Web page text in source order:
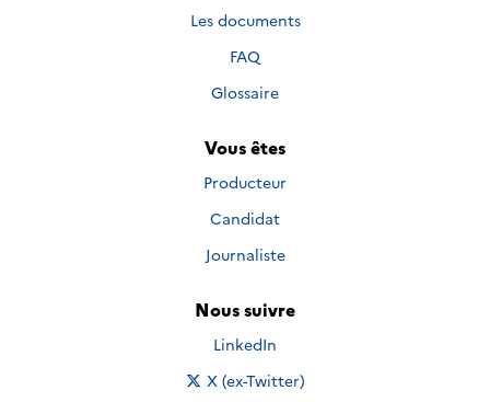
Les documents
FAQ
Glossaire
Vous êtes
Producteur
Candidat
Journaliste
Nous suivre
Nous suivre sur
LinkedIn
Nous suivre sur
X (ex-Twitter)